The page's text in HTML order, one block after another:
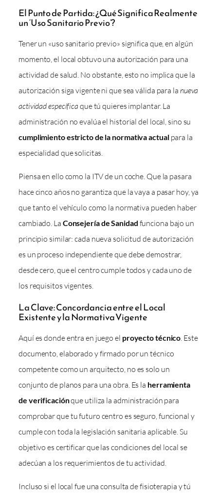
El Punto de Partida: ¿Qué Significa Realmente
un ‘Uso Sanitario Previo’?
Tener un «uso sanitario previo» significa que, en algún
momento, el local obtuvo una autorización para una
actividad de salud. No obstante, esto no implica que la
autorización siga vigente ni que sea válida para la nueva
actividad específica que tú quieres implantar. La
administración no evalúa el historial del local, sino su
cumplimiento estricto de la normativa actualpara la
especialidad que solicitas.
Piensa en ello como la ITV de un coche. Que la pasara
hace cinco años no garantiza que la vaya a pasar hoy, ya
que tanto el vehículo como la normativa pueden haber
cambiado. La Consejería de Sanidad funciona bajo un
principio similar: cada nueva solicitud de autorización
es un proceso independiente que debe demostrar,
desde cero, que el centro cumple todos y cada uno de
los requisitos vigentes.
La Clave: Concordancia entre el Local
Existente y la Normativa Vigente
Aquí es donde entra en juego el proyecto técnico . Este
documento, elaborado y firmado por un técnico
competente como un arquitecto, no es solo un
conjunto de planos para una obra. Es la herramienta
de verificaciónque utiliza la administración para
comprobar que tu futuro centro es seguro, funcional y
cumple con toda la legislación sanitaria aplicable. Su
objetivo es certificar que las condiciones del local se
adecúan a los requerimientos de tu actividad.
Incluso si el local fue una consulta de fisioterapia y tú